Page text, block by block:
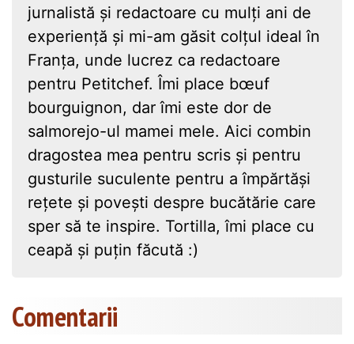
jurnalistă și redactoare cu mulți ani de
experiență și mi-am găsit colțul ideal în
Franța, unde lucrez ca redactoare
pentru Petitchef. Îmi place bœuf
bourguignon, dar îmi este dor de
salmorejo-ul mamei mele. Aici combin
dragostea mea pentru scris și pentru
gusturile suculente pentru a împărtăși
rețete și povești despre bucătărie care
sper să te inspire. Tortilla, îmi place cu
ceapă și puțin făcută :)
Comentarii